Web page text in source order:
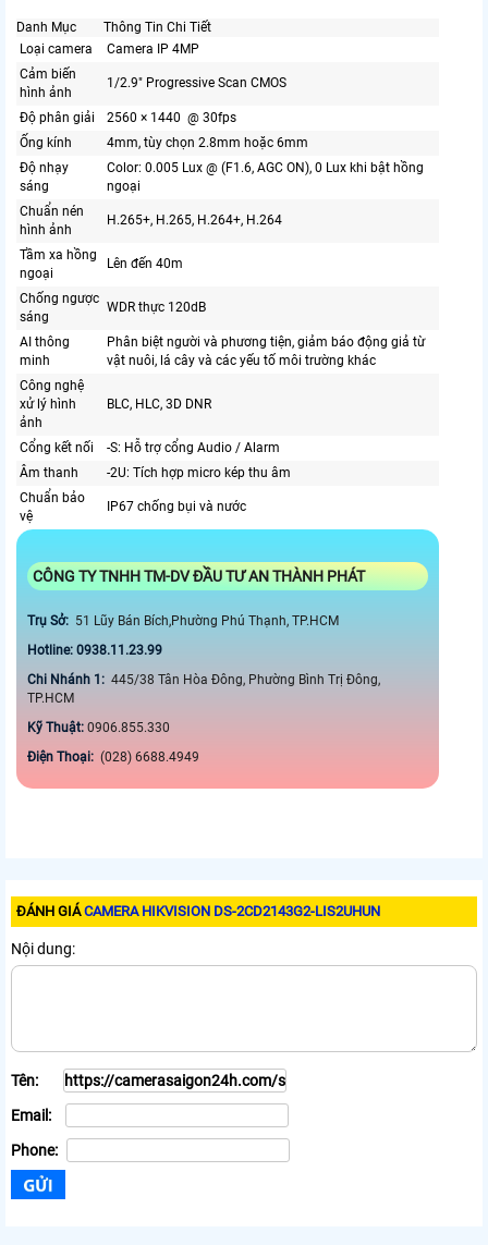
Danh Mục
Thông Tin Chi Tiết
Loại camera
Camera IP 4MP
Cảm biến
hình ảnh
1/2.9" Progressive Scan CMOS
Độ phân giải
2560 × 1440 @ 30fps
Ống kính
4mm, tùy chọn 2.8mm hoặc 6mm
Độ nhạy
sáng
Color: 0.005 Lux @ (F1.6, AGC ON), 0 Lux khi bật hồng
ngoại
Chuẩn nén
hình ảnh
H.265+, H.265, H.264+, H.264
Tầm xa hồng
ngoại
Lên đến 40m
Chống ngược
sáng
WDR thực 120dB
AI thông
minh
Phân biệt người và phương tiện, giảm báo động giả từ
vật nuôi, lá cây và các yếu tố môi trường khác
Công nghệ
xử lý hình
ảnh
BLC, HLC, 3D DNR
Cổng kết nối
-S: Hỗ trợ cổng Audio / Alarm
Âm thanh
-2U: Tích hợp micro kép thu âm
Chuẩn bảo
vệ
IP67 chống bụi và nước
CÔNG TY TNHH TM-DV ĐẦU TƯ AN THÀNH PHÁT
Trụ Sở: 51 Lũy Bán Bích,Phường Phú Thạnh, TP.HCM
Hotline: 0938.11.23.99
Chi Nhánh 1: 445/38 Tân Hòa Đông, Phường Bình Trị Đông,
TP.HCM
Kỹ Thuật: 0906.855.330
Điện Thoại: (028) 6688.4949
ĐÁNH GIÁCAMERA HIKVISION DS-2CD2143G2-LIS2UHUN
Nội dung:
Tên:
Email:
Phone: